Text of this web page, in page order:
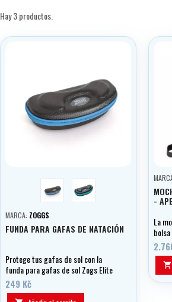
Hay 3 productos.
modrá tyrkysová
MARCA: ZOGGS
FUNDA PARA GAFAS DE NATACIÓN
Protege tus gafas de sol con la
funda para gafas de sol Zogs Elite
de Duraprene™.
249 Kč
-
La
